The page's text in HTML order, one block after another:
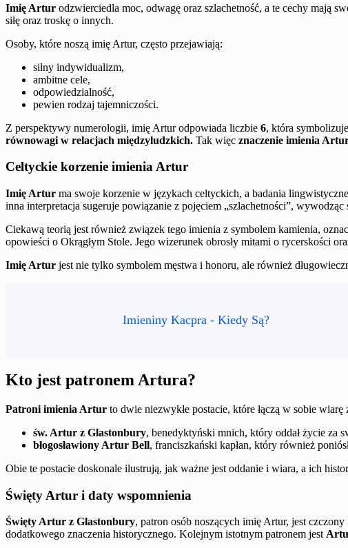
Imię Artur odzwierciedla moc, odwagę oraz szlachetność, a te cechy mają
siłę oraz troskę o innych.
Osoby, które noszą imię Artur, często przejawiają:
silny indywidualizm,
ambitne cele,
odpowiedzialność,
pewien rodzaj tajemniczości.
Z perspektywy numerologii, imię Artur odpowiada liczbie 6, która
równowagi w relacjach międzyludzkich. Tak więc znaczenie imienia
Celtyckie korzenie imienia Artur
Imię Artur ma swoje korzenie w językach celtyckich, a badania
inna interpretacja sugeruje powiązanie z pojęciem „szlachetności”, wywodząc
Ciekawą teorią jest również związek tego imienia z symbolem kamienia,
opowieści o Okrągłym Stole. Jego wizerunek obrosły mitami o rycerskości
Imię Artur jest nie tylko symbolem męstwa i honoru, ale również
Imieniny Kacpra - Kiedy Są?
Kto jest patronem Artura?
Patroni imienia Artur to dwie niezwykłe postacie, które łączą w sobie wiarę
św. Artur z Glastonbury, benedyktyński mnich, który oddał życie za
błogosławiony Artur Bell, franciszkański kapłan, który również
Obie te postacie doskonale ilustrują, jak ważne jest oddanie i wiara, a ich
Święty Artur i daty wspomnienia
Święty Artur z Glastonbury, patron osób noszących imię Artur, jest
dodatkowego znaczenia historycznego. Kolejnym istotnym patronem jest